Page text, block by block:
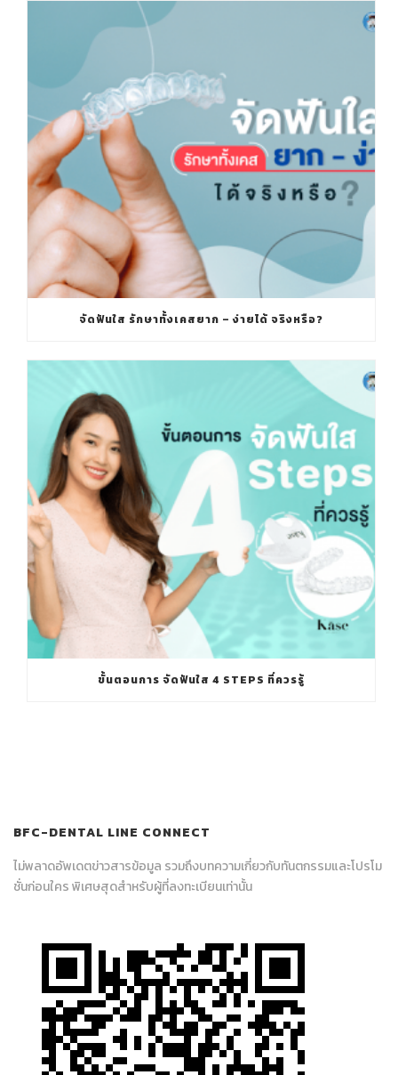
จัดฟันใส รักษาทั้งเคสยาก – ง่ายได้ จริงหรือ?
ขั้นตอนการ จัดฟันใส 4 STEPS ที่ควรรู้
BFC-DENTAL LINE CONNECT
ไม่พลาดอัพเดตข่าวสารข้อมูล รวมถึงบทความเกี่ยวกับทันตกรรมและโปรโม
ชั่นก่อนใคร พิเศษสุดสำหรับผู้ที่ลงทะเบียนเท่านั้น